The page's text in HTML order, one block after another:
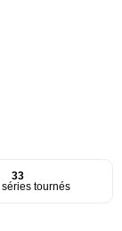
33
tournés